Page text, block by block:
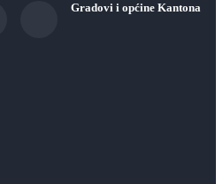
Gradovi i općine Kantona